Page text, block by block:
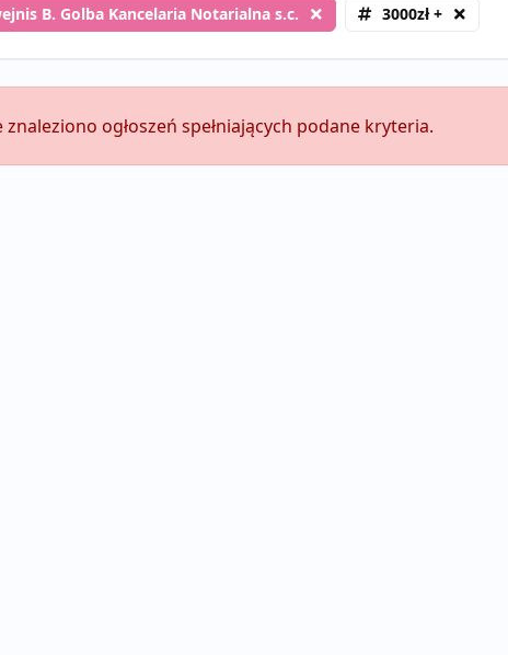
B. Golba Kancelaria Notarialna s.c. 3000zł +
znaleziono ogłoszeń spełniających podane kryteria.